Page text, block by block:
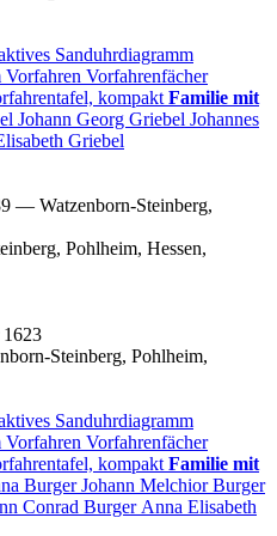
Sanduhrdiagramm
Vorfahren Vorfahrenfächer
kompakt Familie mit
Johann Georg Griebel Johannes
Griebel
— Watzenborn-Steinberg,
Pohlheim, Hessen,
Steinberg, Pohlheim,
Sanduhrdiagramm
Vorfahren Vorfahrenfächer
kompakt Familie mit
Burger Johann MelchiorBurger
Conrad Burger Anna Elisabeth